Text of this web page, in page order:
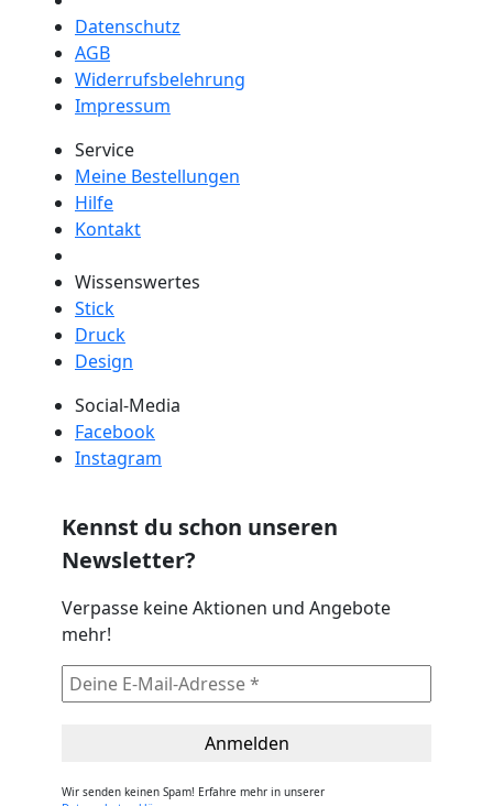
Datenschutz
AGB
Widerrufsbelehrung
Impressum
Service
Meine Bestellungen
Hilfe
Kontakt
Wissenswertes
Stick
Druck
Design
Social-Media
Facebook
Instagram
Kennst du schon unseren
Newsletter?
Verpasse keine Aktionen und Angebote
mehr!
Wir senden keinen Spam! Erfahre mehr in unserer